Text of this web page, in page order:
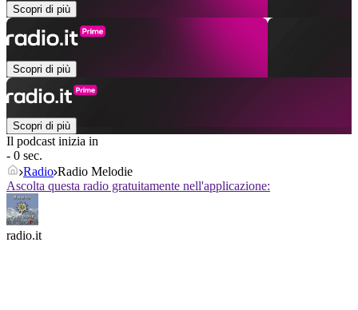
Scopri di più
Scopri di più
Scopri di più
Il podcast inizia in
- 0 sec.
Radio Radio Melodie
Ascolta questa radio gratuitamente nell'applicazione:
radio.it